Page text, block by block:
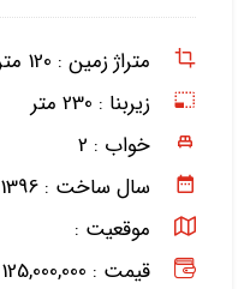
متراژ زمین : 120 متر
زیربنا : 230 متر
خواب : 2
سال ساخت : 1396
موقعیت :
قیمت : 125,000,000 تومان /